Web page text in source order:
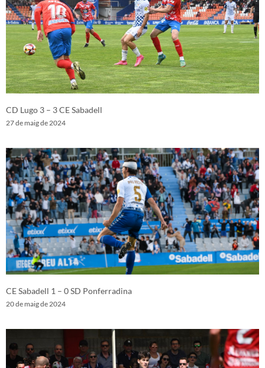
CD Lugo 3 – 3 CE Sabadell
27 de maig de 2024
CE Sabadell 1 – 0 SD Ponferradina
20 de maig de 2024